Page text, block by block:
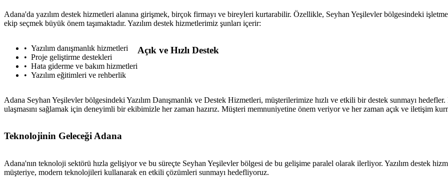
Adana'da yazılım destek hizmetleri alanına girişmek, birçok firmayı ve bireyleri kurtarabilir. Özellikle, Seyhan Yeşilevler bölgesindeki
ekip seçmek büyük önem taşımaktadır. Yazılım destek hizmetlerimiz şunları içerir:
Yazılım danışmanlık hizmetleri
Proje geliştirme destekleri
Hata giderme ve bakım hizmetleri
Yazılım eğitimleri ve rehberlik
Açık ve Hızlı Destek
Adana Seyhan Yeşilevler bölgesindeki Yazılım Danışmanlık ve Destek Hizmetleri, müşterilerimize hızlı ve etkili bir destek sunmayı
ulaşmasını sağlamak için deneyimli bir ekibimizle her zaman hazırız. Müşteri memnuniyetine önem veriyor ve her zaman açık ve iletişim
Teknolojinin Geleceği Adana
Adana'nın teknoloji sektörü hızla gelişiyor ve bu süreçte Seyhan Yeşilevler bölgesi de bu gelişime paralel olarak ilerliyor. Yazılım destek
müşteriye, modern teknolojileri kullanarak en etkili çözümleri sunmayı hedefliyoruz.